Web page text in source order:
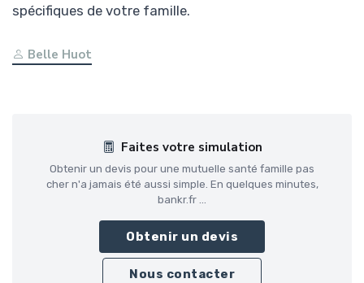
spécifiques de votre famille.
Belle Huot
Faites votre simulation
Obtenir un devis pour une mutuelle santé famille pas
cher n'a jamais été aussi simple. En quelques minutes,
bankr.fr ...
Obtenir un devis
Nous contacter